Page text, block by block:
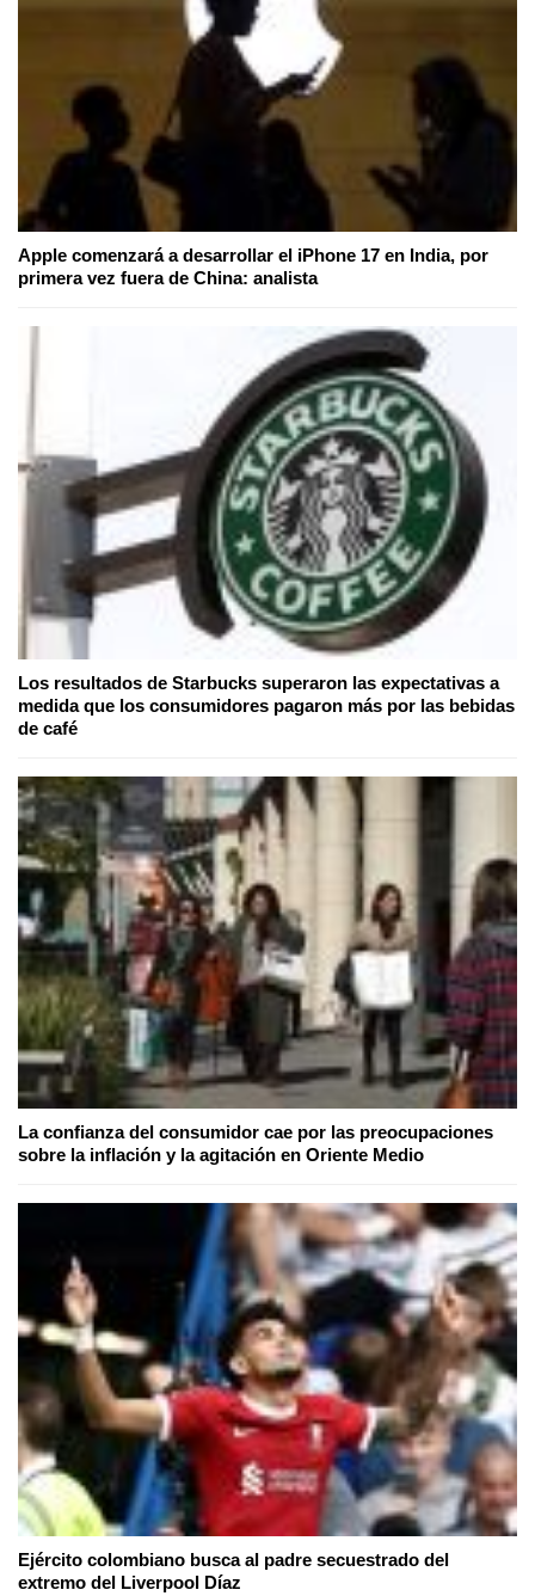
Apple comenzará a desarrollar el iPhone 17 en India, por
primera vez fuera de China: analista
Los resultados de Starbucks superaron las expectativas a
medida que los consumidores pagaron más por las bebidas
de café
La confianza del consumidor cae por las preocupaciones
sobre la inflación y la agitación en Oriente Medio
Ejército colombiano busca al padre secuestrado del
extremo del Liverpool Díaz